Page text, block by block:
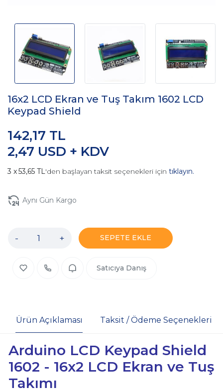
16x2 LCD Ekran ve Tuş Takım 1602 LCD
Keypad Shield
2,47 USD + KDV
142,17 TL
53,65 TL'den başlayan taksit seçenekleri için tıklayın.
Aynı Gün Kargo
- + SEPETE EKLE
Satıcıya Danış
Ürün Açıklaması Taksit / Ödeme Seçenekleri
Arduino LCD Keypad Shield
1602 - 16x2 LCD Ekran ve Tuş
Takımı